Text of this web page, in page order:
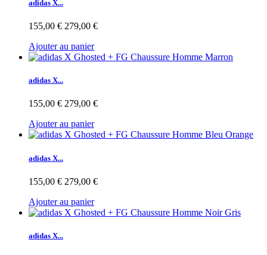
adidas X...
155,00 € 279,00 €
Ajouter au panier
adidas X...
155,00 € 279,00 €
Ajouter au panier
adidas X...
155,00 € 279,00 €
Ajouter au panier
adidas X...